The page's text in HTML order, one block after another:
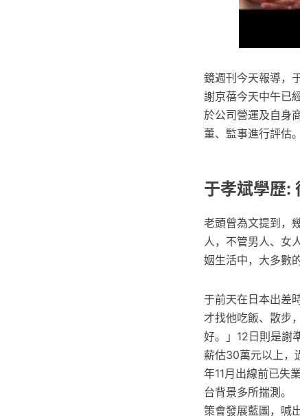
鏡週刊今天報導，
謝京蓓今天中午已
於公司營運及自身
董、監事進行評估。
于孝斌學歷:
老頭曾為文提到，
人，不管男人、女
姻生活中，大多數
于前天在日本出差
才找他吃飯、散步
好。」12日則是謝
薪估30萬元以上，
年11月出線前已失
台背景多所揣測。
策會發展藍圖，喊